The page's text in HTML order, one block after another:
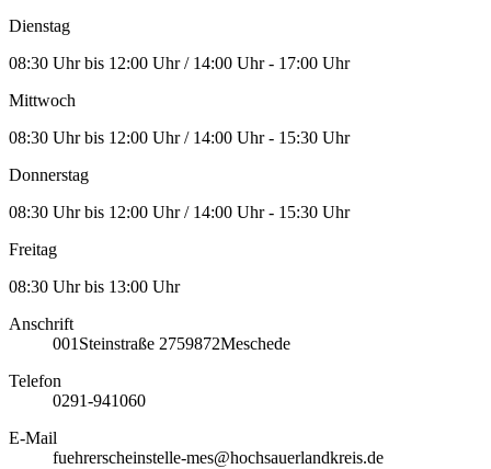
Dienstag
08:30 Uhr bis 12:00 Uhr / 14:00 Uhr - 17:00 Uhr
Mittwoch
08:30 Uhr bis 12:00 Uhr / 14:00 Uhr - 15:30 Uhr
Donnerstag
08:30 Uhr bis 12:00 Uhr / 14:00 Uhr - 15:30 Uhr
Freitag
08:30 Uhr bis 13:00 Uhr
Anschrift
001 Steinstraße 2759872Meschede
Telefon
0291-941060
E-Mail
fuehrerscheinstelle-mes@hochsauerlandkreis.de